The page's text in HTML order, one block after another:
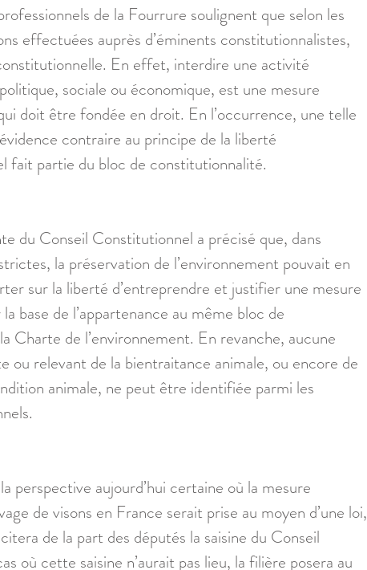
de la Fourrure soulignent que selon les
effectuées auprès d’éminents constitutionnalistes,
En effet, interdire une activité
sociale ou économique, est une mesure
doit être fondée en droit. En l’occurrence, une telle
contraire au principe de la liberté
fait partie du bloc de constitutionnalité.
du Conseil Constitutionnel a précisé que, dans
la préservation de l’environnement pouvait en
sur la liberté d’entreprendre et justifier une mesure
base de l’appartenance au même bloc de
Charte de l’environnement. En revanche, aucune
ou relevant de la bientraitance animale, ou encore de
animale, ne peut être identifiée parmi les
perspective aujourd’hui certaine où la mesure
de visons en France serait prise au moyen d’une loi,
de la part des députés la saisine du Conseil
où cette saisine n’aurait pas lieu, la filière posera au